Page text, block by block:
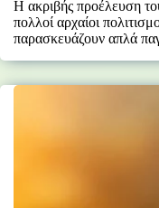
Η ακριβής προέλευση
πολλοί αρχαίοι
παρασκευάζουν απλά